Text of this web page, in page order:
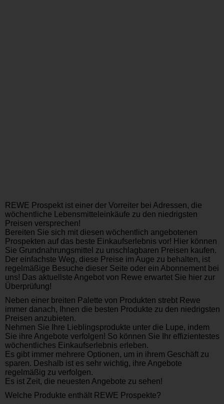
REWE Prospekt ist einer der Vorreiter bei Adressen, die
wöchentliche Lebensmitteleinkäufe zu den niedrigsten
Preisen versprechen!
Bereiten Sie sich mit diesen wöchentlich angebotenen
Prospekten auf das beste Einkaufserlebnis vor! Hier können
Sie Grundnahrungsmittel zu unschlagbaren Preisen kaufen.
Der einfachste Weg, diese Preise im Auge zu behalten, ist
regelmäßige Besuche dieser Seite oder ein Abonnement bei
uns! Das aktuellste Angebot von Rewe erwartet Sie hier zur
Überprüfung!
Neben einer breiten Palette von Produkten strebt Rewe
immer danach, Ihnen die besten Produkte zu den niedrigsten
Preisen anzubieten.
Nehmen Sie Ihre Lieblingsprodukte unter die Lupe, indem
Sie ihre Angebote verfolgen! So können Sie Ihr effizientestes
wöchentliches Einkaufserlebnis erleben.
Es gibt immer mehrere Optionen, um in ihrem Geschäft zu
sparen. Deshalb ist es sehr wichtig, ihre Angebote
regelmäßig zu verfolgen.
Es ist Zeit, die neuesten Angebote zu sehen!
Welche Produkte enthält REWE Prospekte?